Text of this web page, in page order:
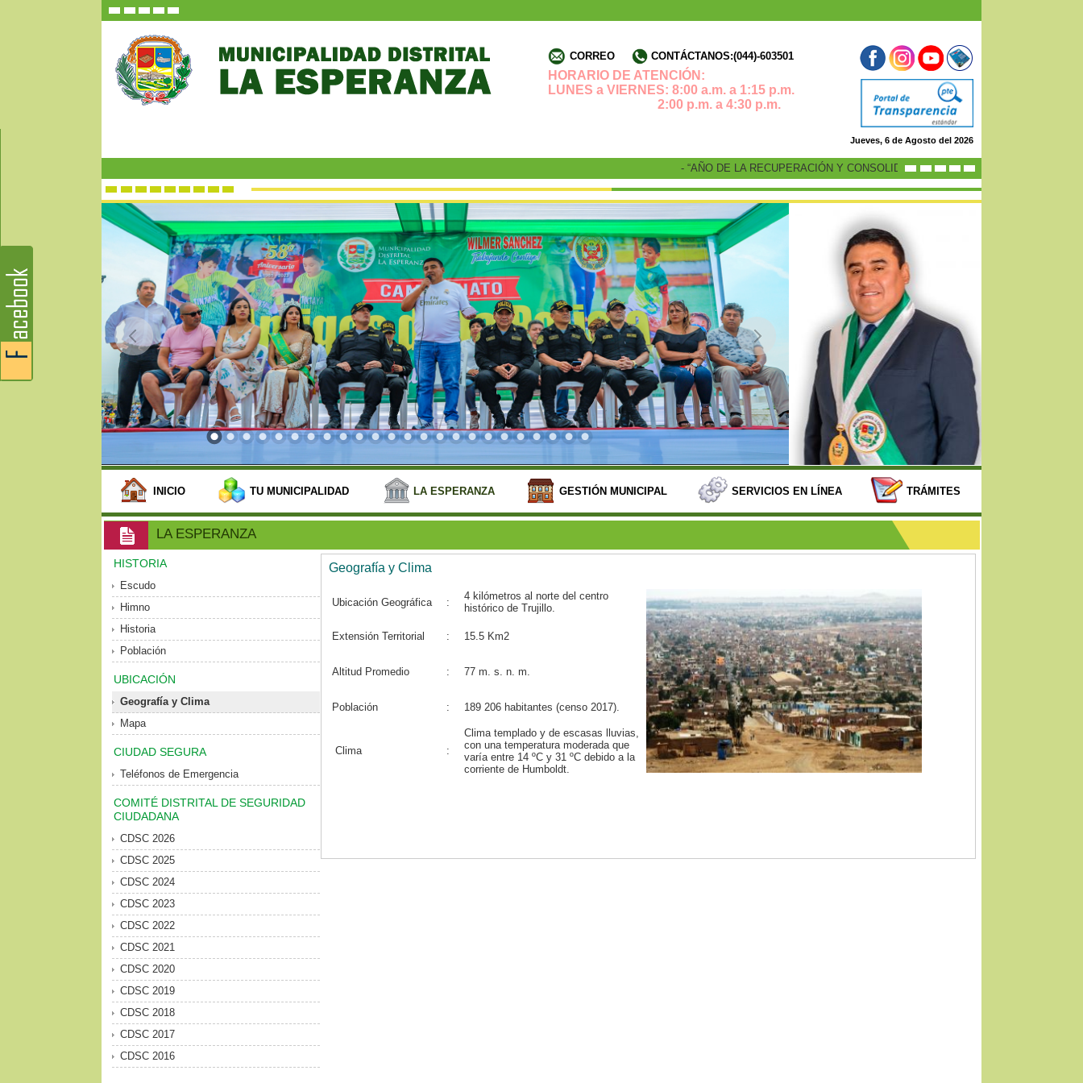
CORREO CONTÁCTANOS:(044)-603501
HORARIO DE ATENCIÓN:
LUNES a VIERNES: 8:00 a.m. a 1:15 p.m.
2:00 p.m. a 4:30 p.m.
Jueves, 6 de Agosto del 2026
- “AÑO DE LA RECUPERACIÓN Y CONSOLIDACIÓN DE LA ECONOMÍA PERUANA”
INICIO TU MUNICIPALIDAD LA ESPERANZA GESTIÓN MUNICIPAL SERVICIOS EN LÍNEA TRÁMITES
LA ESPERANZA
HISTORIA
Escudo
Himno
Historia
Población
UBICACIÓN
Geografía y Clima
Mapa
CIUDAD SEGURA
Teléfonos de Emergencia
COMITÉ DISTRITAL DE SEGURIDAD
CIUDADANA
CDSC 2026
CDSC 2025
CDSC 2024
CDSC 2023
CDSC 2022
CDSC 2021
CDSC 2020
CDSC 2019
CDSC 2018
CDSC 2017
CDSC 2016
Geografía y Clima
Ubicación Geográfica :
4 kilómetros al norte del centro
histórico de Trujillo.
Extensión Territorial : 15.5 Km2
Altitud Promedio : 77 m. s. n. m.
Población : 189 206 habitantes (censo 2017).
Clima :
Clima templado y de escasas lluvias,
con una temperatura moderada que
varía entre 14 ºC y 31 ºC debido a la
corriente de Humboldt.